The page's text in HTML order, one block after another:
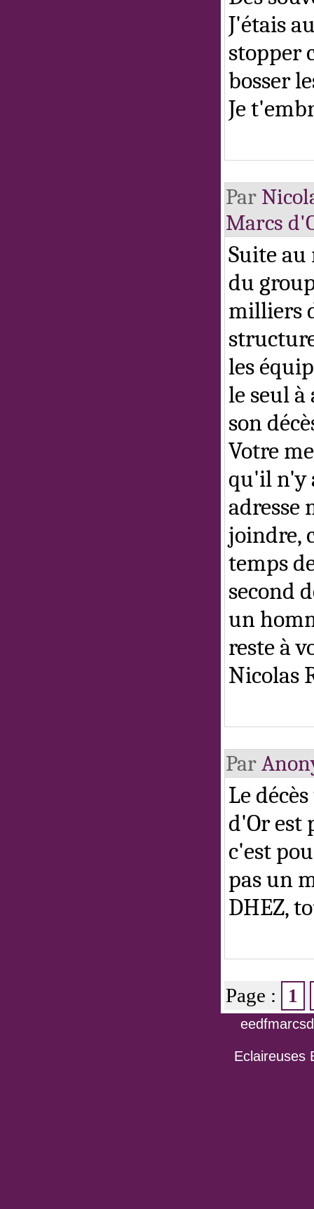
J'étais
stopper
bosser
Je
Par
Marcs
Suite au
du
milliers
les
le seul
son
Votre
qu'il n'y
adresse
joindre,
temps
second
un
reste à
Nicolas
Par
Le
d'Or est
c'est
pas un
DHEZ,
Page : 1
Eclaireuses